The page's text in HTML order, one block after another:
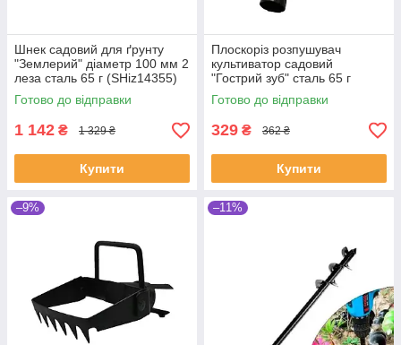
Шнек садовий для ґрунту
"Землерий" діаметр 100 мм 2
леза сталь 65 г (SHiz14355)
Готово до відправки
1 142 ₴ 1 329 ₴
Купити
Плоскоріз розпушувач
культиватор садовий
"Гострий зуб" сталь 65 г
(SHiz14442)
Готово до відправки
329 ₴ 362 ₴
Купити
–9% –11%